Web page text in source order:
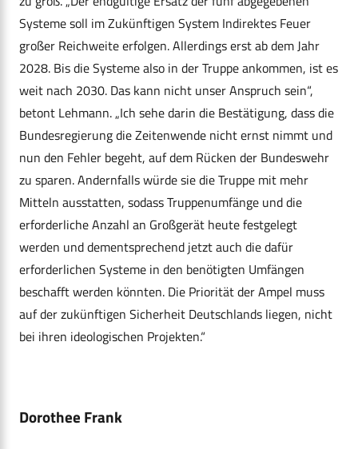
Systeme soll im Zukünftigen System Indirektes Feuer
großer Reichweite erfolgen. Allerdings erst ab dem Jahr
2028. Bis die Systeme also in der Truppe ankommen, ist es
weit nach 2030. Das kann nicht unser Anspruch sein“,
betont Lehmann. „Ich sehe darin die Bestätigung, dass die
Bundesregierung die Zeitenwende nicht ernst nimmt und
nun den Fehler begeht, auf dem Rücken der Bundeswehr
zu sparen. Andernfalls würde sie die Truppe mit mehr
Mitteln ausstatten, sodass Truppenumfänge und die
erforderliche Anzahl an Großgerät heute festgelegt
werden und dementsprechend jetzt auch die dafür
erforderlichen Systeme in den benötigten Umfängen
beschafft werden könnten. Die Priorität der Ampel muss
auf der zukünftigen Sicherheit Deutschlands liegen, nicht
bei ihren ideologischen Projekten.“
Dorothee Frank